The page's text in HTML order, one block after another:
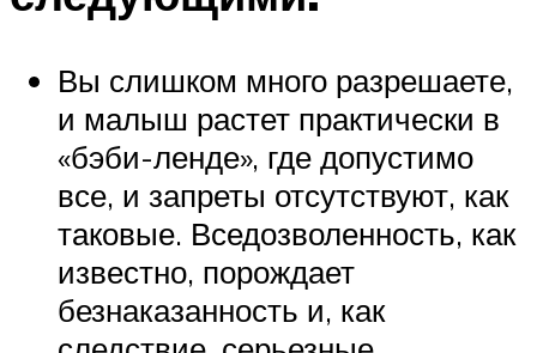
Вы слишком много разрешаете,
и малыш растет практически в
«бэби-ленде», где допустимо
все, и запреты отсутствуют, как
таковые. Вседозволенность, как
известно, порождает
безнаказанность и, как